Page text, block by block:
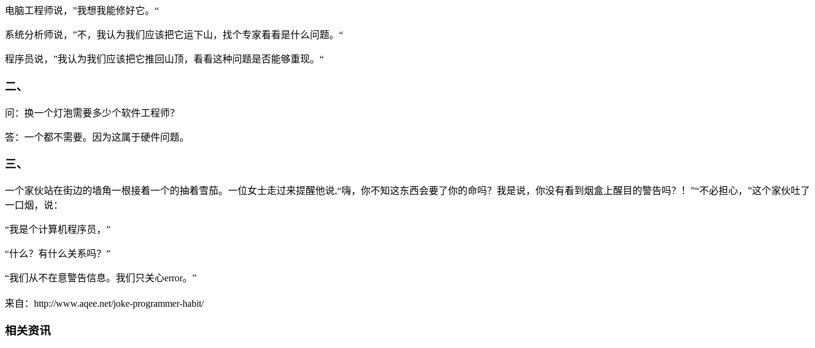
电脑工程师说，”我想我能修好它。“
系统分析师说，”不，我认为我们应该把它运下山，找个专家看看是什么问题。“
程序员说，”我认为我们应该把它推回山顶，看看这种问题是否能够重现。“
二、
问：换一个灯泡需要多少个软件工程师？
答：一个都不需要。因为这属于硬件问题。
三、
一个家伙站在街边的墙角一根接着一个的抽着雪茄。一位女士走过来提醒他说,“嗨，你不知这东西会要了你的命吗？我是说，你没有看到烟盒上醒目的警告吗？！”“不必担心，”这个家伙吐了
一口烟，说：
“我是个计算机程序员，”
“什么？有什么关系吗？”
“我们从不在意警告信息。我们只关心error。”
来自：http://www.aqee.net/joke-programmer-habit/
相关资讯